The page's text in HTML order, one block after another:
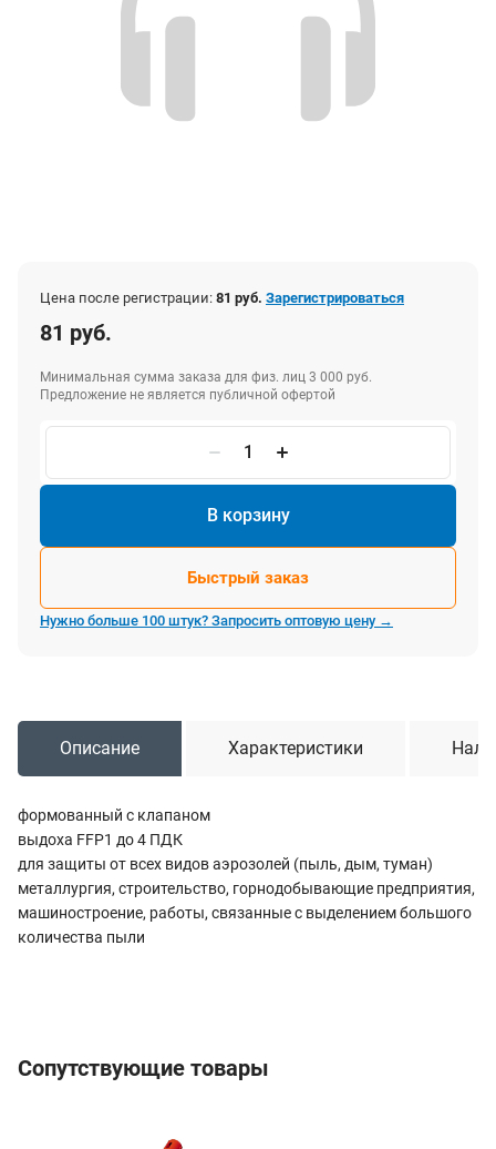
Цена после регистрации: 81 руб. Зарегистрироваться
81 руб.
Минимальная сумма заказа для физ. лиц 3 000 руб.
Предложение не является публичной офертой
В корзину
Быстрый заказ
Нужно больше 100 штук? Запросить оптовую цену →
Описание Характеристики
формованный с клапаном
выдоха FFP1 до 4 ПДК
для защиты от всех видов аэрозолей (пыль, дым, туман)
металлургия, строительство, горнодобывающие предприятия,
машиностроение, работы, связанные с выделением большого
количества пыли
Сопутствующие товары